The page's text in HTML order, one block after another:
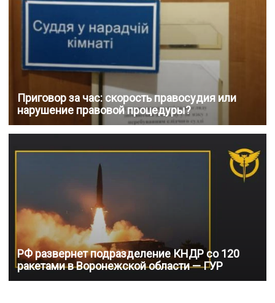
Приговор за час: скорость правосудия или
нарушение правовой процедуры?
РФ развернет подразделение КНДР со 120
ракетами в Воронежской области — ГУР